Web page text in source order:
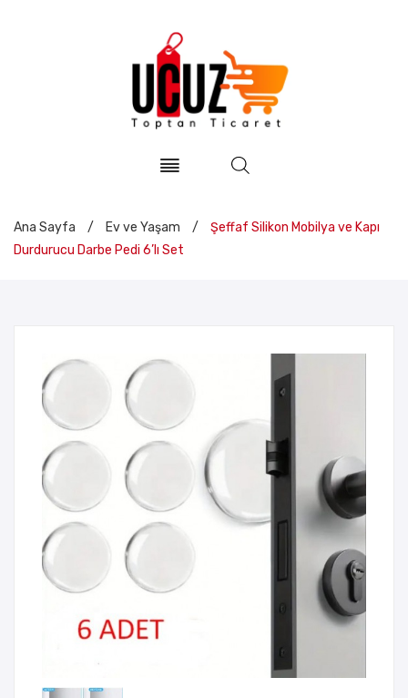
Ana Sayfa / Ev ve Yaşam /
Şeffaf Silikon Mobilya ve Kapı
Durdurucu Darbe Pedi 6’lı Set